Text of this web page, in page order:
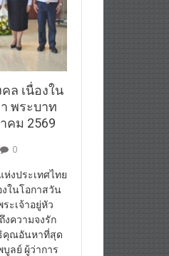
ล เนื่องใน
พระบาท
คม 2569
0
ห่งประเทศไทย
ในโอกาสวัน
ะเจ้าอยู่หัว
งความจงรัก
คุณอันหาที่สุด
บูลย์ ผู้ว่าการ